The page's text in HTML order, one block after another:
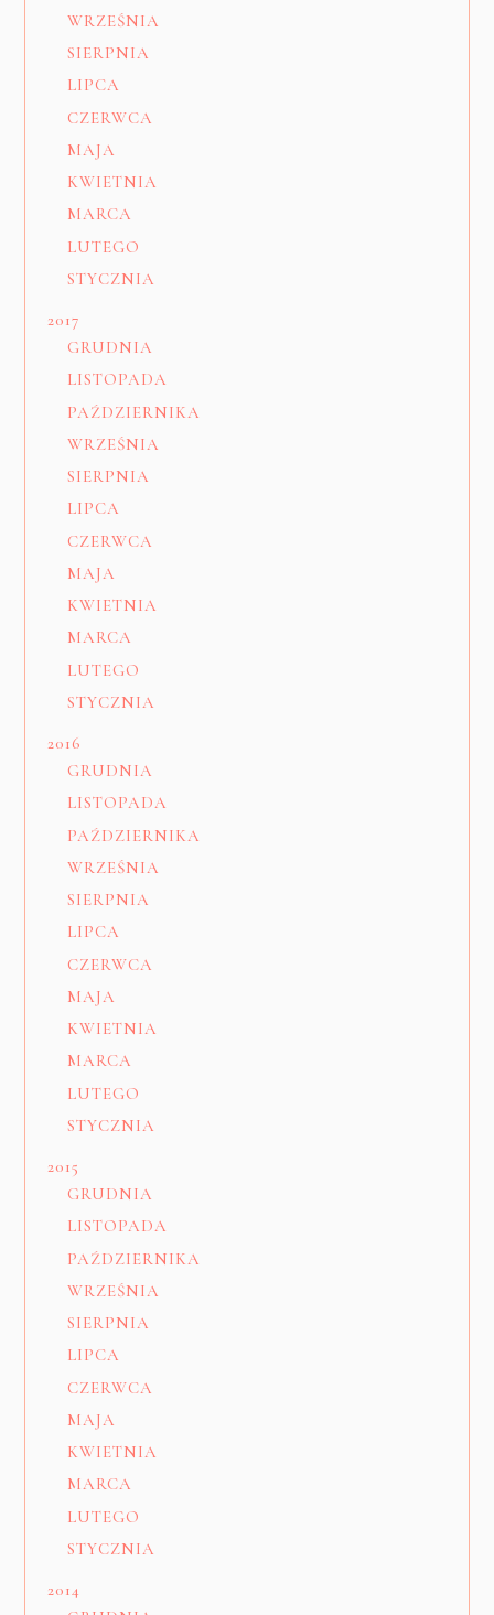
WRZEŚNIA
SIERPNIA
LIPCA
CZERWCA
MAJA
KWIETNIA
MARCA
LUTEGO
STYCZNIA
2017
GRUDNIA
LISTOPADA
PAŹDZIERNIKA
WRZEŚNIA
SIERPNIA
LIPCA
CZERWCA
MAJA
KWIETNIA
MARCA
LUTEGO
STYCZNIA
2016
GRUDNIA
LISTOPADA
PAŹDZIERNIKA
WRZEŚNIA
SIERPNIA
LIPCA
CZERWCA
MAJA
KWIETNIA
MARCA
LUTEGO
STYCZNIA
2015
GRUDNIA
LISTOPADA
PAŹDZIERNIKA
WRZEŚNIA
SIERPNIA
LIPCA
CZERWCA
MAJA
KWIETNIA
MARCA
LUTEGO
STYCZNIA
2014